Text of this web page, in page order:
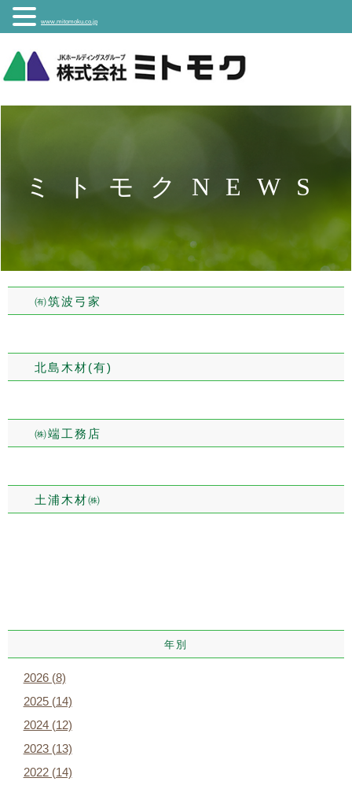
ミトモクNEWS
㈲筑波弓家
北島木材(有)
㈱端工務店
土浦木材㈱
年別
2026 (8)
2025 (14)
2024 (12)
2023 (13)
2022 (14)
www.mitomoku.co.jp